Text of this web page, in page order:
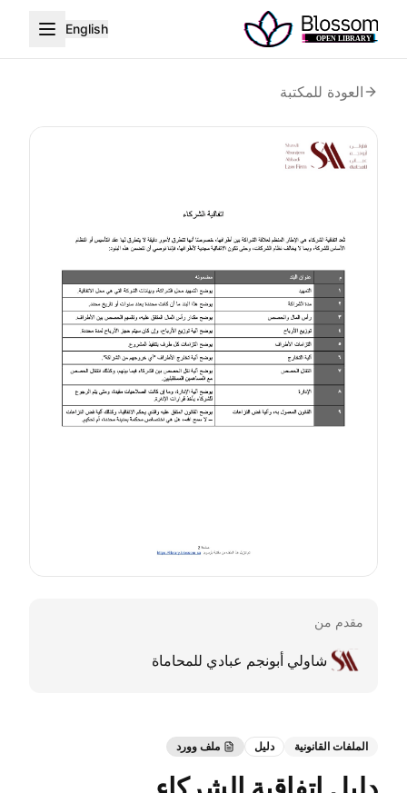
English
العودة للمكتبة
مقدم من
شاولي أبونجم عبادي للمحاماة
الملفات القانونية دليل ملف وورد